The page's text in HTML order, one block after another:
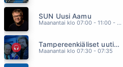
POHJOLA
SUN Uusi Aamu
Maanantai klo 07:00 - 11:00 - Studiossa: Kimmo Hoivassilta
Tampereenkiäliset uutiset
Maanantai klo 07:30 - 07:35